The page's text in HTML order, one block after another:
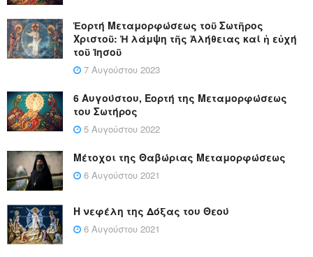
Ἑορτή Μεταμορφώσεως τοῦ Σωτῆρος
Χριστοῦ: Ἡ λάμψη τῆς Ἀλήθειας καί ἡ εὐχή
τοῦ Ἰησοῦ
7 Αυγούστου 2023
6 Αυγούστου, Εορτή της Μεταμορφώσεως
του Σωτήρος
5 Αυγούστου 2022
Μέτοχοι της Θαβώριας Μεταμορφώσεως
6 Αυγούστου 2021
Η νεφέλη της Δόξας του Θεού
6 Αυγούστου 2021